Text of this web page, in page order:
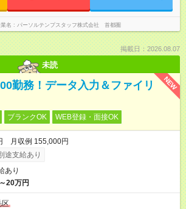
名 パーソルテンプスタッフ株式会社 首都圏
掲載日：2026.08.07
未読
NEW
勤務！データ入力＆ファイリ
ブランクOK WEB登録・面接OK
月収例 155,000円
途支給あり
あり
20万円
区